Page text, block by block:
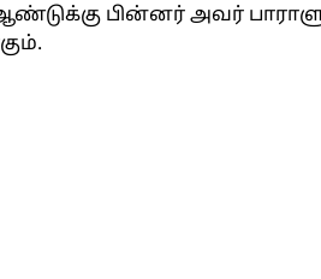
பின்னர் அவர்